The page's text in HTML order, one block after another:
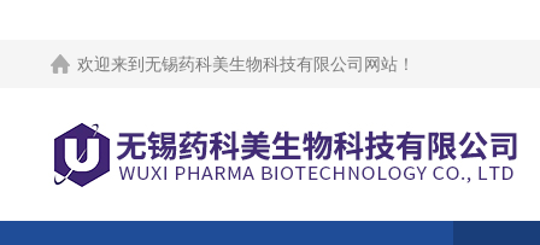
欢迎来到 无锡药科美生物科技有限公司网站 ！